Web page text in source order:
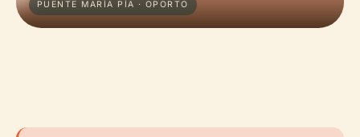
PUENTE MARÍA PÍA · OPORTO